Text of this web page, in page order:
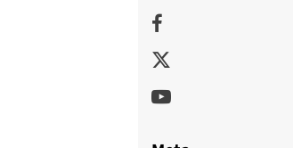
Facebook
Twitter
Youtube